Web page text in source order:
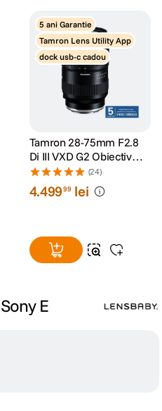
5 ani Garantie
Tamron Lens Utility App
dock usb-c cadou
Tamron 28-75mm F2.8
Di III VXD G2 Obiectiv
Foto Mirrorless Sony E
(24)
4.49999 lei
E